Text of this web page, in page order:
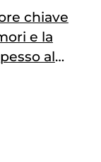
chiave
e la
al